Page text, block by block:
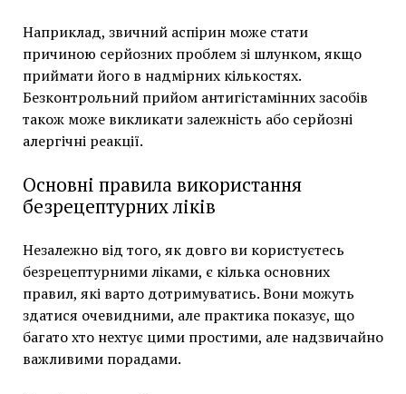
Наприклад, звичний аспірин може стати
причиною серйозних проблем зі шлунком, якщо
приймати його в надмірних кількостях.
Безконтрольний прийом антигістамінних засобів
також може викликати залежність або серйозні
алергічні реакції.
Основні правила використання
безрецептурних ліків
Незалежно від того, як довго ви користуєтесь
безрецептурними ліками, є кілька основних
правил, які варто дотримуватись. Вони можуть
здатися очевидними, але практика показує, що
багато хто нехтує цими простими, але надзвичайно
важливими порадами.